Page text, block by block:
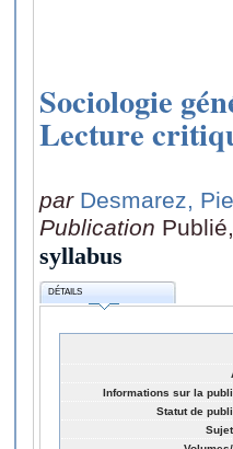
Sociologie
Lecture
par Desmarez,
Publication
syllabus
DÉTAILS
Informations sur la
Statut de